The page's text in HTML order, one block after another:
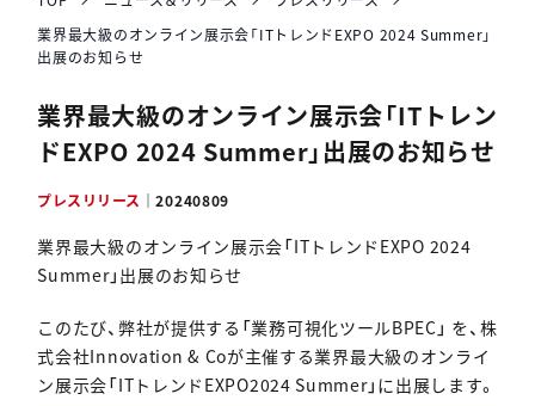
業界最大級のオンライン展示会「ITトレンドEXPO 2024 Summer」
出展のお知らせ
業界最大級のオンライン展示会「ITトレン
ドEXPO 2024 Summer」出展のお知らせ
プレスリリース ｜20240809
業界最大級のオンライン展示会「ITトレンドEXPO 2024
Summer」出展のお知らせ
このたび、弊社が提供する「業務可視化ツールBPEC」 を、株
式会社Innovation & Coが主催する業界最大級のオンライ
ン展示会「ITトレンドEXPO2024 Summer」に出展します。
NEWS & RELEASES
ニュース＆リリース
お問い合わせ
資料ダウンロード